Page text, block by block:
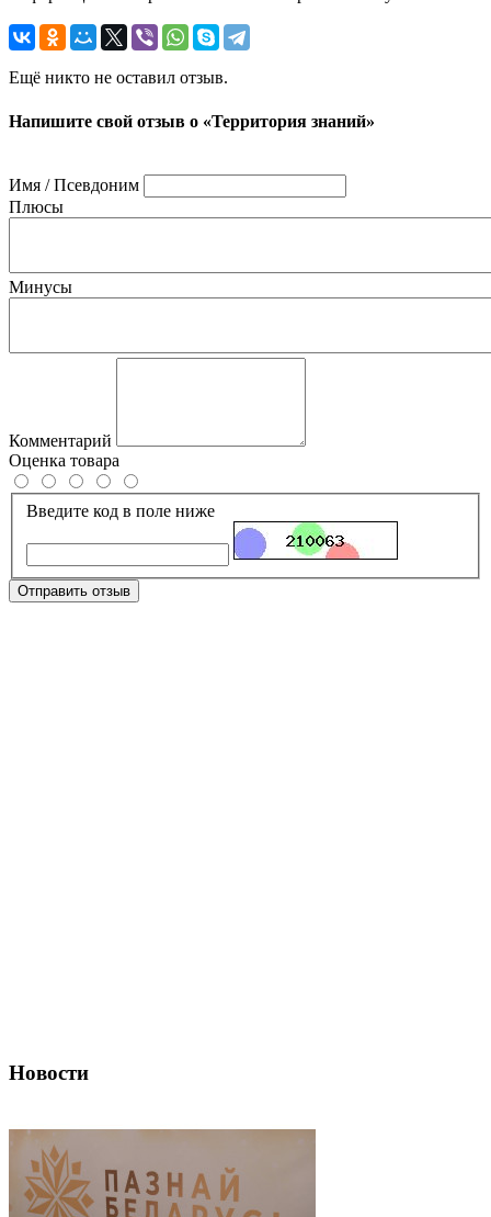
Ещё никто не оставил отзыв.
Напишите свой отзыв о «Территория знаний»
Имя / Псевдоним
Плюсы
Минусы
Комментарий
Оценка товара
Введите код в поле ниже
Отправить отзыв
Новости